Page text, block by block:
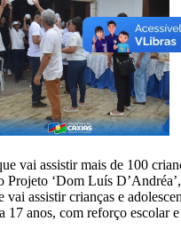
vai assistir mais de 100
Projeto ‘Dom Luís
assistir crianças e
17 anos, com reforço escolar